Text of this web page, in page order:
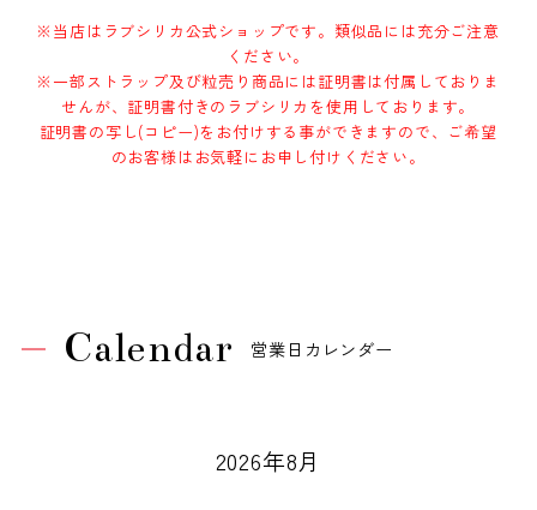
※当店はラブシリカ公式ショップです。類似品には充分ご注意
ください。
※一部ストラップ及び粒売り商品には証明書は付属しておりま
せんが、証明書付きのラブシリカを使用しております。
証明書の写し(コピー)をお付けする事ができますので、ご希望
のお客様はお気軽にお申し付けください。
Calendar 営業日カレンダー
2026年8月